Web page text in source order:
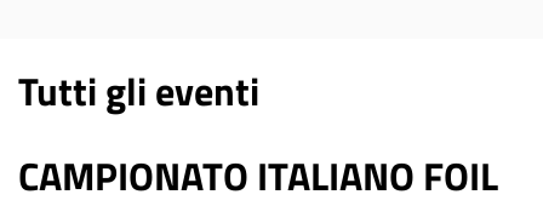
Tutti gli eventi
CAMPIONATO ITALIANO FOIL